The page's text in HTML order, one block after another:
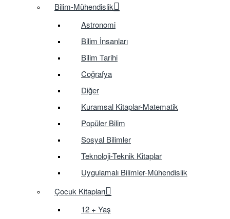
Bilim-Mühendislik
Astronomi
Bilim İnsanları
Bilim Tarihi
Coğrafya
Diğer
Kuramsal Kitaplar-Matematik
Popüler Bilim
Sosyal Bilimler
Teknoloji-Teknik Kitaplar
Uygulamalı Bilimler-Mühendislik
Çocuk Kitapları
12 + Yaş